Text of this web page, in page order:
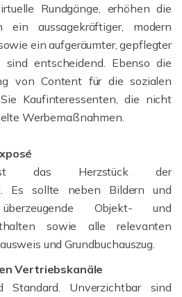
Rundgänge, erhöhen die
ein aussagekräftiger, modern
ein aufgeräumter, gepflegter
sind entscheidend. Ebenso die
von Content für die sozialen
Kaufinteressenten, die nicht
Werbemaßnahmen.
das Herzstück der
Es sollte neben Bildern und
Objekt- und
sowie alle relevanten
und Grundbuchauszug.
Vertriebskanäle
Standard. Unverzichtbar sind